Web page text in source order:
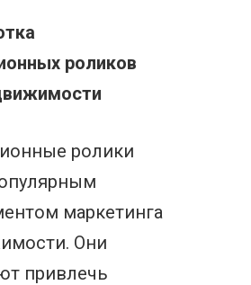
роликов
ролики
маркетинга
Они
привлечь